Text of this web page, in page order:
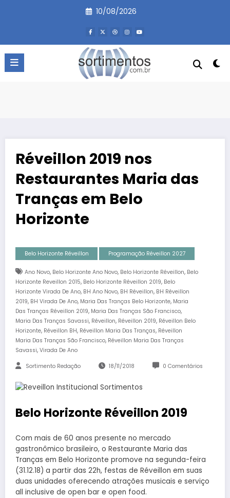
10/08/2026
Réveillon 2019 nos
Restaurantes Maria das
Tranças em Belo
Horizonte
Belo Horizonte Réveillon Programação Réveillon 2027
Ano Novo, Belo Horizonte Ano Novo, Belo Horizonte Réveillon, Belo
Horizonte Reveillon 2015, Belo Horizonte Réveillon 2019, Belo
Horizonte Virada De Ano, BH Ano Novo, BH Réveillon, BH Réveillon
2019, BH Virada De Ano, Maria Das Tranças Belo Horizonte, Maria
Das Tranças Réveillon 2019, Maria Das Tranças São Francisco,
Maria Das Tranças Savassi, Réveillon, Réveillon 2019, Réveillon Belo
Horizonte, Réveillon BH, Réveillon Maria Das Tranças, Réveillon
Maria Das Tranças São Francisco, Réveillon Maria Das Tranças
Savassi, Virada De Ano
Sortimento Redação 18/11/2018 0 Comentários
Belo Horizonte Réveillon 2019
Com mais de 60 anos presente no mercado
gastronômico brasileiro, o Restaurante Maria das
Tranças em Belo Horizonte promove na segunda-feira
(31.12.18) a partir das 22h, festas de Réveillon em suas
duas unidades oferecendo atrações musicais e serviço
all inclusive de open bar e open food.